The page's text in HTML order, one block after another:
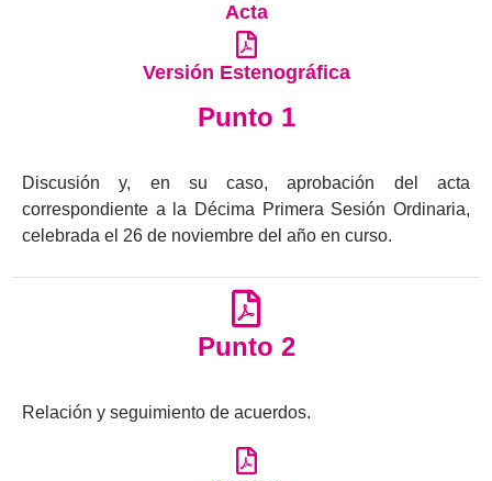
Acta
Versión Estenográfica
Punto 1
Discusión y, en su caso, aprobación del acta
correspondiente a la Décima Primera Sesión Ordinaria,
celebrada el 26 de noviembre del año en curso.
Punto 2
Relación y seguimiento de acuerdos.